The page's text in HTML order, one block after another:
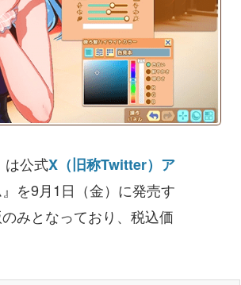
は公式X（旧称Twitter）ア
を9月1日（金）に発売す
みとなっており、税込価